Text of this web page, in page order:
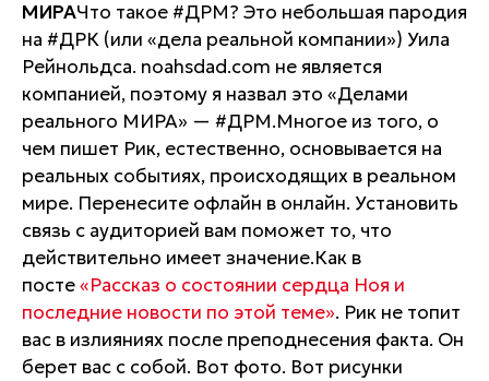
МИРАЧто такое #ДРМ? Это небольшая пародия
на #ДРК (или «дела реальной компании») Уила
Рейнольдса. noahsdad.com не является
компанией, поэтому я назвал это «Делами
реального МИРА» — #ДРМ.Многое из того, о
чем пишет Рик, естественно, основывается на
реальных событиях, происходящих в реальном
мире. Перенесите офлайн в онлайн. Установить
связь с аудиторией вам поможет то, что
действительно имеет значение.Как в
посте«Рассказ о состоянии сердца Ноя и
последние новости по этой теме». Рик не топит
вас в излияниях после преподнесения факта. Он
берет вас с собой. Вот фото. Вот рисунки